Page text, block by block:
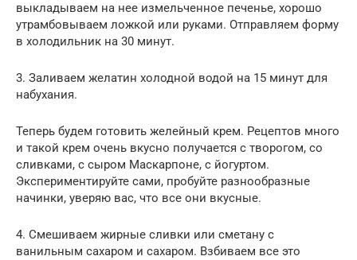
выкладываем на нее измельченное печенье, хорошо
утрамбовываем ложкой или руками. Отправляем форму
в холодильник на 30 минут.
3. Заливаем желатин холодной водой на 15 минут для
набухания.
Теперь будем готовить желейный крем. Рецептов много
и такой крем очень вкусно получается с творогом, со
сливками, с сыром Маскарпоне, с йогуртом.
Экспериментируйте сами, пробуйте разнообразные
начинки, уверяю вас, что все они вкусные.
4. Смешиваем жирные сливки или сметану с
ванильным сахаром и сахаром. Взбиваем все это